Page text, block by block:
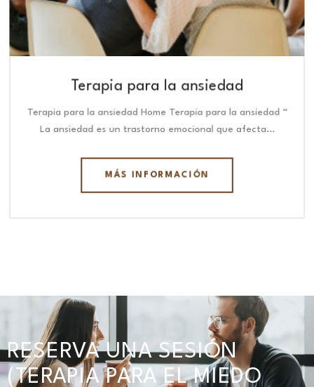
Terapia para la ansiedad
Terapia para la ansiedad Home Terapia para la ansiedad “
La ansiedad es un trastorno emocional que afecta…
MÁS INFORMACIÓN
RESERVA UNA SESIÓN
(TERAPIA PARA EL MIEDO